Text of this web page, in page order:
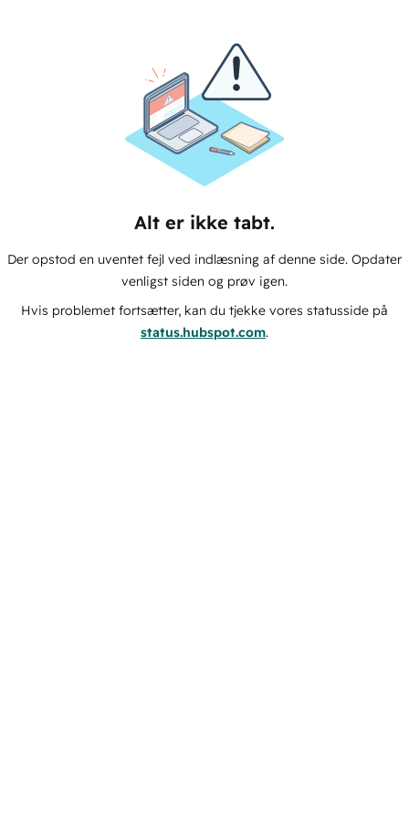
Alt er ikke tabt.
Der opstod en uventet fejl ved indlæsning af denne side. Opdater
venligst siden og prøv igen.
Hvis problemet fortsætter, kan du tjekke vores statusside på
status.hubspot.com.